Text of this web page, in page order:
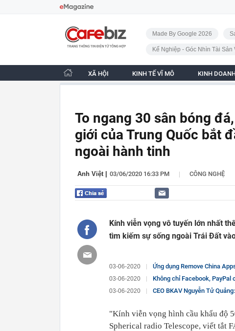
CafeBiz - Trang chủ
Made By Google 2026
Kế Nghiệp - Góc Nhìn Tài Sản
XÃ HỘI KINH TẾ VĨ MÔ KINH
To ngang 30 sân bóng
giới của Trung Quốc bắt
ngoài hành tinh
Anh Việt| 03/06/2020 16:33 PM | CÔNG NGHỆ
Kính viễn vọng vô tuyến lớn nhất
tìm kiếm sự sống ngoài Trái Đất
03-06-2020 Ứng dụng Remove China
03-06-2020 Không chỉ Facebook, PayPal
03-06-2020 CEO BKAV Nguyễn Tử Quảng: "Hỡi
"Kính viễn vọng hình cầu khẩu độ
Spherical radio Telescope, viết tắt